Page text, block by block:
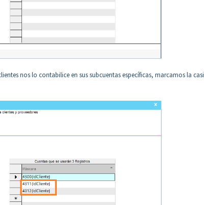
nos lo contabilice en sus subcuentas específicas, marcamos la